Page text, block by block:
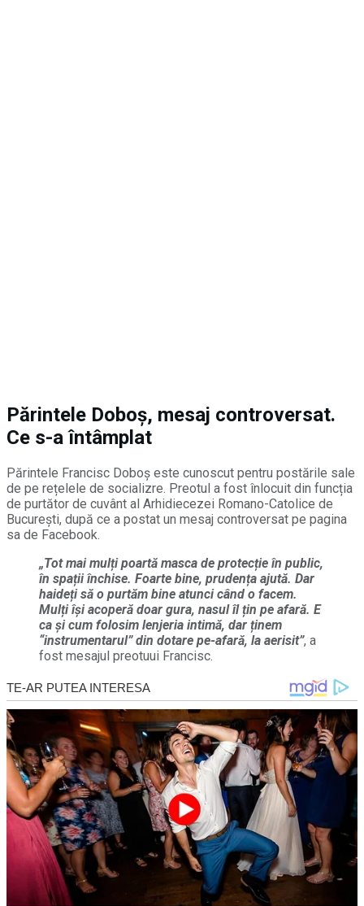
Părintele Doboș, mesaj controversat.
Ce s-a întâmplat
Părintele Francisc Doboș este cunoscut pentru postările sale
de pe rețelele de socializre. Preotul a fost înlocuit din funcția
de purtător de cuvânt al Arhidiecezei Romano-Catolice de
Bucureşti, după ce a postat un mesaj controversat pe pagina
sa de Facebook.
„Tot mai mulți poartă masca de protecție în public,
în spații închise. Foarte bine, prudența ajută. Dar
haideți să o purtăm bine atunci când o facem.
Mulți își acoperă doar gura, nasul îl țin pe afară. E
ca și cum folosim lenjeria intimă, dar ținem
“instrumentarul” din dotare pe-afară, la aerisit”, a
fost mesajul preotuui Francisc.